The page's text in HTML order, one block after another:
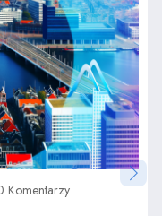
Komentarzy